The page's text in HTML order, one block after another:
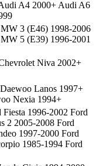
Civic 1994-2000
Elantra 2000-2004
Matrix 2002-2006
Sonata 2001-2005
2000-2006 Kia
Kia Spectra 2000-
1985-1993 Mazda 6
Mazda 626 1991-